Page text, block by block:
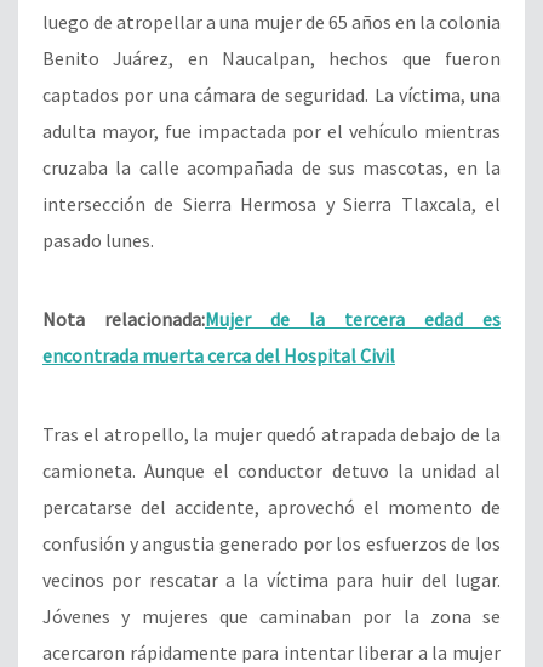
luego de atropellar a una mujer de 65 años en la colonia
Benito Juárez, en Naucalpan, hechos que fueron
captados por una cámara de seguridad. La víctima, una
adulta mayor, fue impactada por el vehículo mientras
cruzaba la calle acompañada de sus mascotas, en la
intersección de Sierra Hermosa y Sierra Tlaxcala, el
pasado lunes.
Nota relacionada:Mujer de la tercera edad es
encontrada muerta cerca del Hospital Civil
Tras el atropello, la mujer quedó atrapada debajo de la
camioneta. Aunque el conductor detuvo la unidad al
percatarse del accidente, aprovechó el momento de
confusión y angustia generado por los esfuerzos de los
vecinos por rescatar a la víctima para huir del lugar.
Jóvenes y mujeres que caminaban por la zona se
acercaron rápidamente para intentar liberar a la mujer